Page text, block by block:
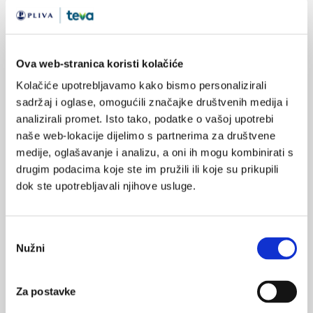
Ova web-stranica koristi kolačiće
Kolačiće upotrebljavamo kako bismo personalizirali
sadržaj i oglase, omogućili značajke društvenih medija i
analizirali promet. Isto tako, podatke o vašoj upotrebi
naše web-lokacije dijelimo s partnerima za društvene
medije, oglašavanje i analizu, a oni ih mogu kombinirati s
drugim podacima koje ste im pružili ili koje su prikupili
dok ste upotrebljavali njihove usluge.
pristanka
Nužni
Za postavke
specijalističko usavršavanje
obiteljska medicina
privatnik
zdravstvene zaštite